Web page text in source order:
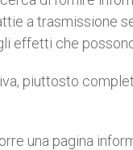
a trasmissione
effetti che
piuttosto
una pagina